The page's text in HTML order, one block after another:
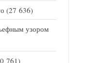
(27 636)
узором
761)